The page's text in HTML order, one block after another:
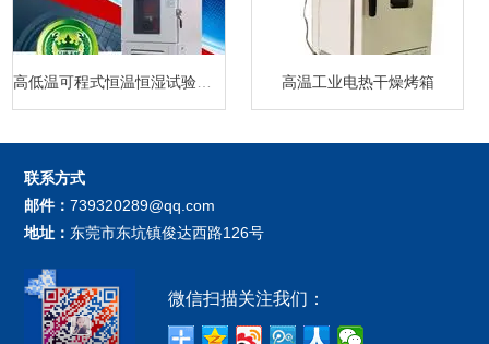
高温工业电热干燥烤箱
联系方式
邮件：739320289@qq.com
地址： 东莞市东坑镇俊达西路126号
微信扫描关注我们：